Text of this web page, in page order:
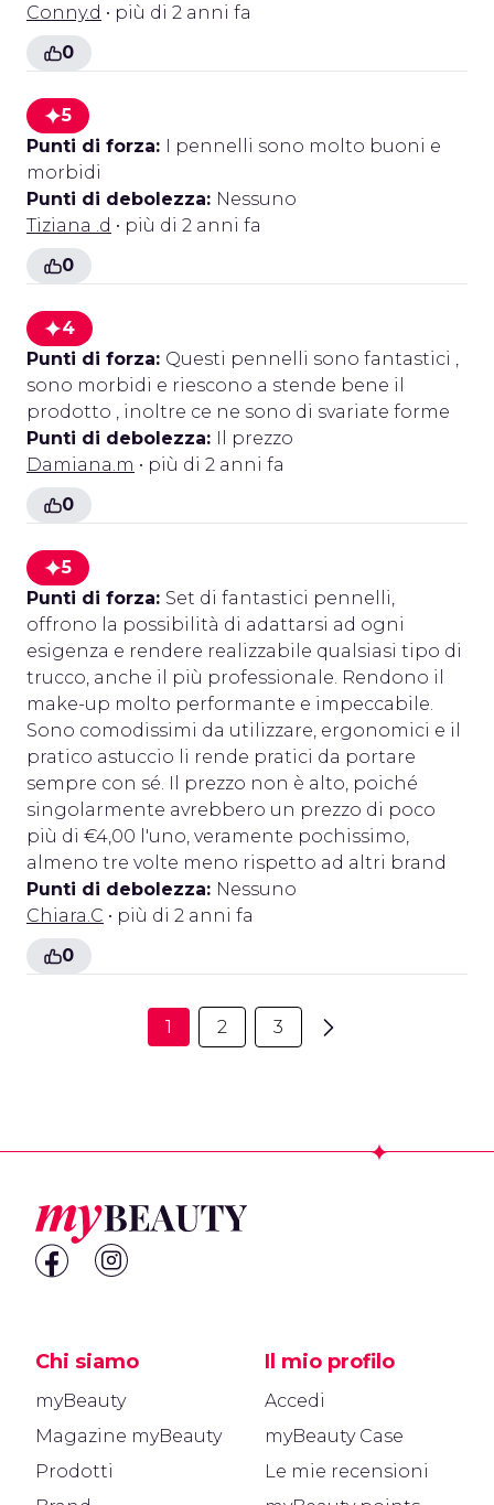
Conny.d • più di 2 anni fa
0
5
Punti di forza: I pennelli sono molto buoni e
morbidi
Punti di debolezza: Nessuno
Tiziana .d • più di 2 anni fa
0
4
Punti di forza: Questi pennelli sono fantastici ,
sono morbidi e riescono a stende bene il
prodotto , inoltre ce ne sono di svariate forme
Punti di debolezza: Il prezzo
Damiana.m • più di 2 anni fa
0
5
Punti di forza: Set di fantastici pennelli,
offrono la possibilità di adattarsi ad ogni
esigenza e rendere realizzabile qualsiasi tipo di
trucco, anche il più professionale. Rendono il
make-up molto performante e impeccabile.
Sono comodissimi da utilizzare, ergonomici e il
pratico astuccio li rende pratici da portare
sempre con sé. Il prezzo non è alto, poiché
singolarmente avrebbero un prezzo di poco
più di €4,00 l'uno, veramente pochissimo,
almeno tre volte meno rispetto ad altri brand
Punti di debolezza: Nessuno
Chiara.C • più di 2 anni fa
0
1 2 3
Chi siamo
myBeauty
Magazine myBeauty
Prodotti
Il mio profilo
Accedi
myBeauty Case
Le mie recensioni